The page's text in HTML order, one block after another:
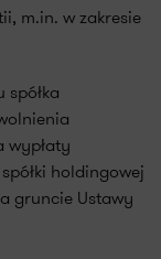
m.in. w zakresie
wypłaty
holdingowej
gruncie Ustawy